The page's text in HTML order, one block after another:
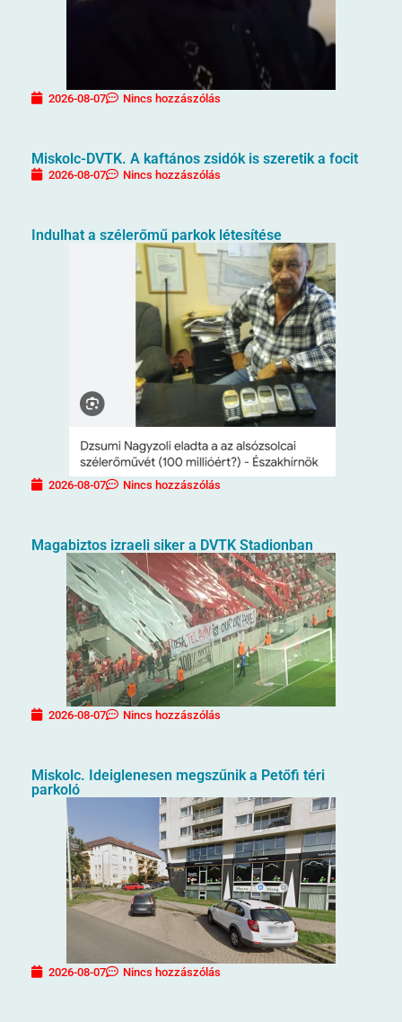
2026-08-07 Nincs hozzászólás
Miskolc-DVTK. A kaftános zsidók is szeretik a focit
2026-08-07 Nincs hozzászólás
Indulhat a szélerőmű parkok létesítése
2026-08-07 Nincs hozzászólás
Magabiztos izraeli siker a DVTK Stadionban
2026-08-07 Nincs hozzászólás
Miskolc. Ideiglenesen megszűnik a Petőfi téri
parkoló
2026-08-07 Nincs hozzászólás